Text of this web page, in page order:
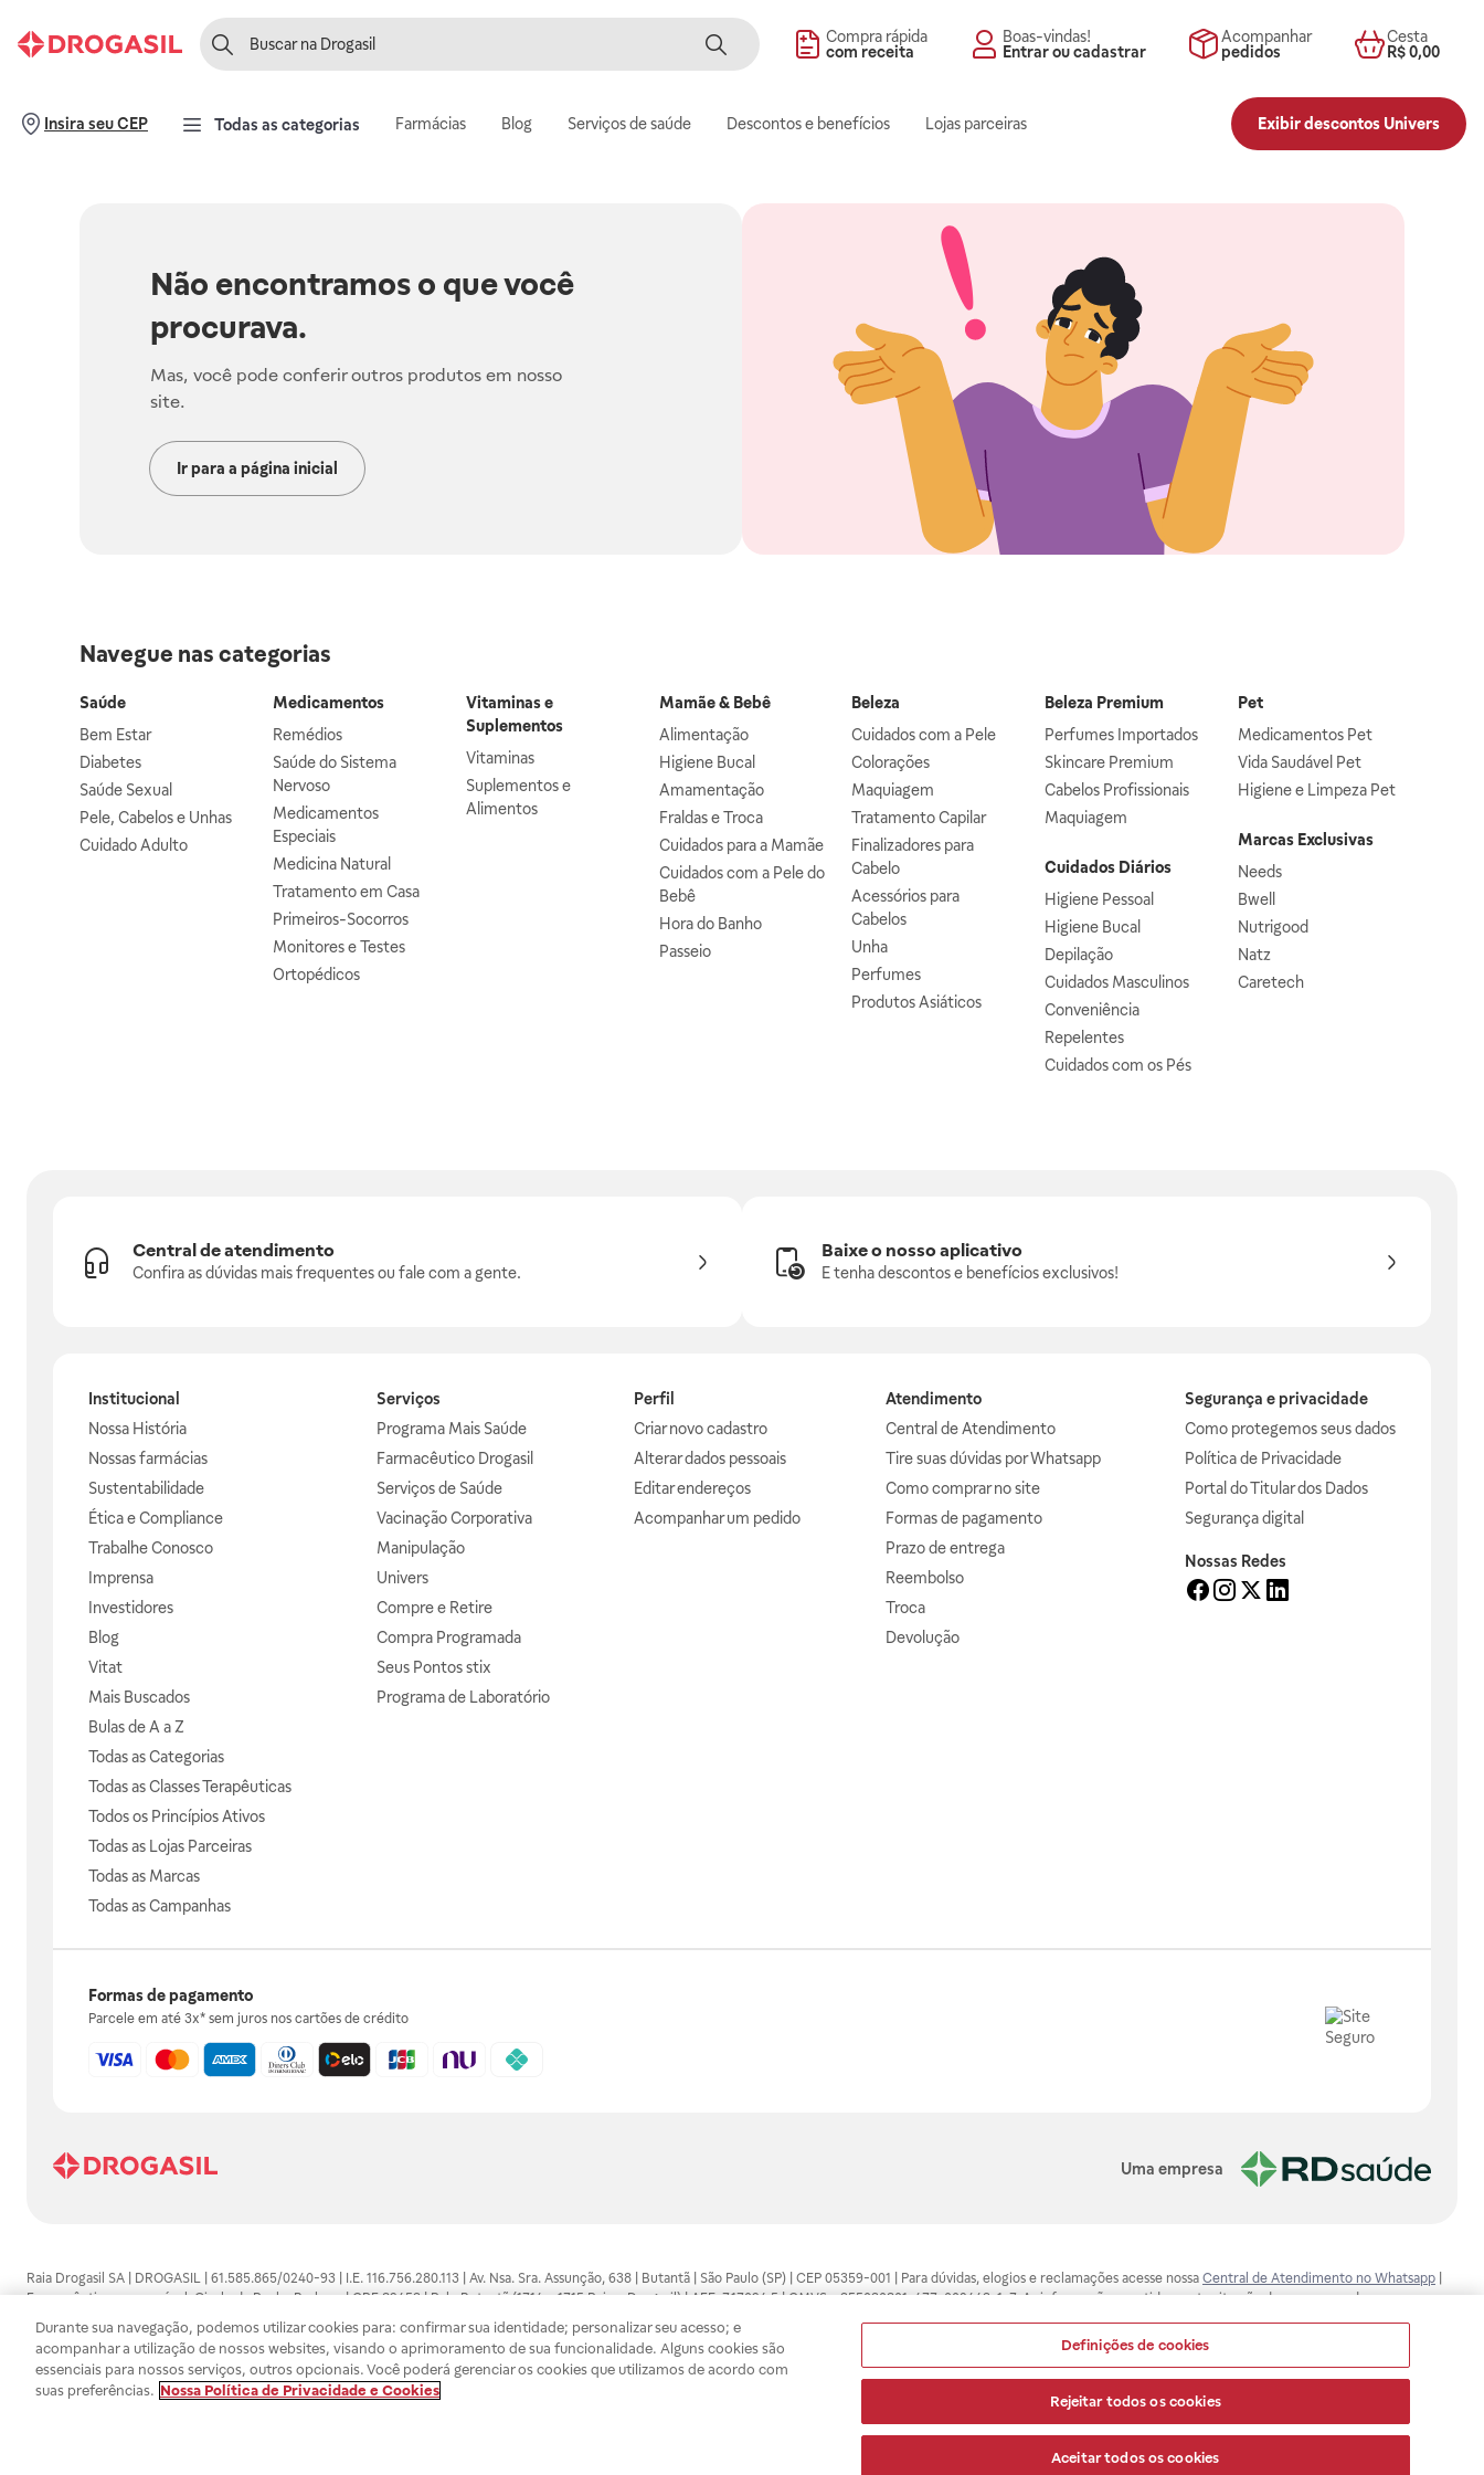
Compra rápida
com receita
Boas-vindas!
Entrar ou cadastrar
Acompanhar
pedidos
Cesta
R$ 0,00
Insira seu CEP Todas as categorias Farmácias Blog Serviços de saúde Descontos e benefícios Lojas parceiras Exibir descontos Univers
Não encontramos o que você
procurava.
Mas, você pode conferir outros produtos em nosso
site.
Ir para a página inicial
Navegue nas categorias
Saúde
Bem Estar
Diabetes
Saúde Sexual
Pele, Cabelos e Unhas
Cuidado Adulto
Medicamentos
Remédios
Saúde do Sistema
Nervoso
Medicamentos
Especiais
Medicina Natural
Tratamento em Casa
Primeiros-Socorros
Monitores e Testes
Ortopédicos
Vitaminas e
Suplementos
Vitaminas
Suplementos e
Alimentos
Mamãe & Bebê
Alimentação
Higiene Bucal
Amamentação
Fraldas e Troca
Cuidados para a Mamãe
Cuidados com a Pele do
Bebê
Hora do Banho
Passeio
Beleza
Cuidados com a Pele
Colorações
Maquiagem
Tratamento Capilar
Finalizadores para
Cabelo
Acessórios para
Cabelos
Unha
Perfumes
Produtos Asiáticos
Beleza Premium
Perfumes Importados
Skincare Premium
Cabelos Profissionais
Maquiagem
Cuidados Diários
Higiene Pessoal
Higiene Bucal
Depilação
Cuidados Masculinos
Conveniência
Repelentes
Cuidados com os Pés
Pet
Medicamentos Pet
Vida Saudável Pet
Higiene e Limpeza Pet
Marcas Exclusivas
Needs
Bwell
Nutrigood
Natz
Caretech
Central de atendimento
Confira as dúvidas mais frequentes ou fale com a gente.
Baixe o nosso aplicativo
E tenha descontos e benefícios exclusivos!
Institucional
Nossa História
Nossas farmácias
Sustentabilidade
Ética e Compliance
Trabalhe Conosco
Imprensa
Investidores
Blog
Vitat
Mais Buscados
Bulas de A a Z
Todas as Categorias
Todas as Classes Terapêuticas
Todos os Princípios Ativos
Todas as Lojas Parceiras
Todas as Marcas
Todas as Campanhas
Serviços
Programa Mais Saúde
Farmacêutico Drogasil
Serviços de Saúde
Vacinação Corporativa
Manipulação
Univers
Compre e Retire
Compra Programada
Seus Pontos stix
Programa de Laboratório
Perfil
Criar novo cadastro
Alterar dados pessoais
Editar endereços
Acompanhar um pedido
Atendimento
Central de Atendimento
Tire suas dúvidas por Whatsapp
Como comprar no site
Formas de pagamento
Prazo de entrega
Reembolso
Troca
Devolução
Segurança e privacidade
Como protegemos seus dados
Política de Privacidade
Portal do Titular dos Dados
Segurança digital
Nossas Redes
Formas de pagamento
Parcele em até 3x* sem juros nos cartões de crédito
Uma empresa
Raia Drogasil SA | DROGASIL | 61.585.865/0240-93 | I.E. 116.756.280.113 | Av. Nsa. Sra. Assunção, 638 | Butantã | São Paulo (SP) | CEP 05359-001 | Para dúvidas, elogios e reclamações acesse nossa Central de Atendimento no Whatsapp
Farmacêutico responsável: Gisele da Penha Barbosa | CRF 89453 | Polo Butantã (1714 e 1715 Raia e Drogasil) | AFE: 7.17094.5 | CMVS - 355030801-477-002443-1-7. As informações contidas neste site não devem ser usadas para
automedicação e não substituem, em hipótese alguma, as orientações dadas pelo profissional da área médica. Somente o médico está apto a diagnosticar qualquer problema de saúde e prescrever o tratamento adequado. Ao
persistirem os sintomas, um médico deverá ser consultado. Os preços e promoções divulgados no site são válidos apenas para compras feitas pela internet. Maiores esclarecimentos, consultar o site: www.anvisa.gov.br. A Raia Drogasil
SA trabalha com as tecnologias mais avançadas de proteção de dados, para que você possa realizar suas compras com tranquilidade. A privacidade e a segurança dos clientes são compromissos da Raia Drogasil SA. Todos os pedidos
efetuados estão sujeitos à confirmação da disponibilidade de produto em nosso estoque.
Durante sua navegação, podemos utilizar cookies para: confirmar sua identidade; personalizar seu acesso; e
acompanhar a utilização de nossos websites, visando o aprimoramento de sua funcionalidade. Alguns cookies são
essenciais para nossos serviços, outros opcionais. Você poderá gerenciar os cookies que utilizamos de acordo com
suas preferências. Nossa Política de Privacidade e Cookies
Definições de cookies
Rejeitar todos os cookies
Aceitar todos os cookies